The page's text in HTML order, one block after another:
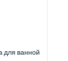
для ванной